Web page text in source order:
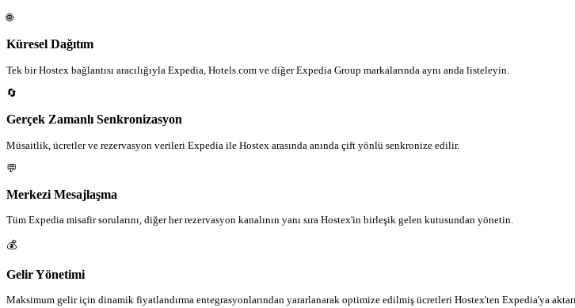
🌐
Küresel Dağıtım
Tek bir Hostex bağlantısı aracılığıyla Expedia, Hotels.com ve diğer Expedia Group markalarında aynı anda listeleyin.
🔄
Gerçek Zamanlı Senkronizasyon
Müsaitlik, ücretler ve rezervasyon verileri Expedia ile Hostex arasında anında çift yönlü senkronize edilir.
💬
Merkezi Mesajlaşma
Tüm Expedia misafir sorularını, diğer her rezervasyon kanalının yanı sıra Hostex'in birleşik gelen kutusundan yönetin.
💰
Gelir Yönetimi
Maksimum gelir için dinamik fiyatlandırma entegrasyonlarından yararlanarak optimize edilmiş ücretleri Hostex'ten Expedia'ya